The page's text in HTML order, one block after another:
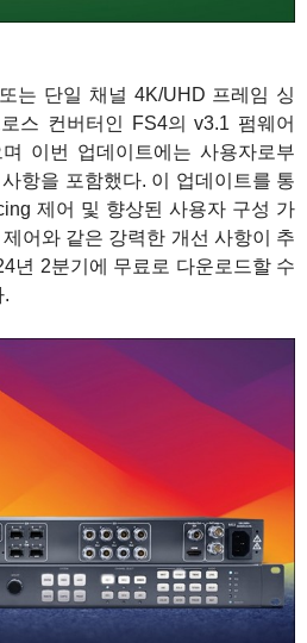
는 단일 채널 4K/UHD 프레임 싱
스 컨버터인 FS4의 v3.1 펌웨어
이번 업데이트에는 사용자로부
항을 포함했다. 이 업데이트를 통
제어 및 향상된 사용자 구성 가
어와 같은 강력한 개선 사항이 추
년 2분기에 무료로 다운로드할 수
.